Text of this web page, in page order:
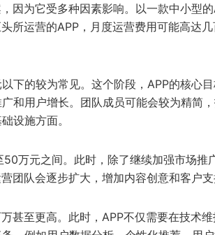
因为它受多种因素影响。以一款中小型
所运营的APP，月度运营费用可能高达
下的较为常见。这个阶段，APP的核心目
和用户增长。团队成员可能会较为精简
设施方面。
万元之间。此时，除了继续加强市场推
团队会逐步扩大，增加内容创意和客户支
甚至更高。此时，APP不仅需要在技术